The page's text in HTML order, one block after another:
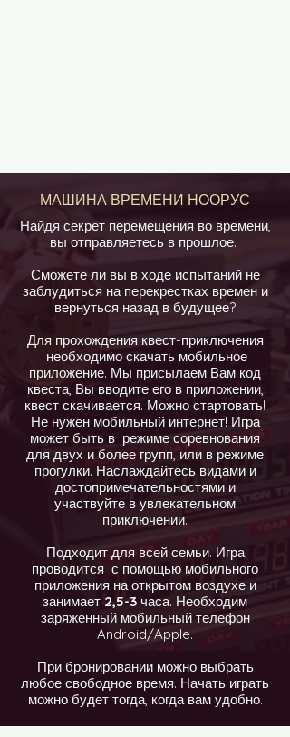
МАШИНА ВРЕМЕНИ НООРУС
Найдя секрет перемещения во времени,
вы отправляетесь в прошлое.
Сможете ли вы в ходе испытаний не
заблудиться на перекрестках времен и
вернуться назад в будущее?
Для прохождения квест-приключения
необходимо скачать мобильное
приложение. Мы присылаем Вам код
квеста, Вы вводите его в приложении,
квест скачивается. Можно стартовать!
Не нужен мобильный интернет! Игра
может быть в режиме соревнования
для двух и более групп, или в режиме
прогулки. Наслаждайтесь видами и
достопримечательностями и
участвуйте в увлекательном
приключении.
Подходит для всей семьи. Игра
проводится с помощью мобильного
приложения на открытом воздухе и
занимает 2,5-3 часа. Необходим
заряженный мобильный телефон
Android/Apple.
При бронировании можно выбрать
любое свободное время. Начать играть
можно будет тогда, когда вам удобно.